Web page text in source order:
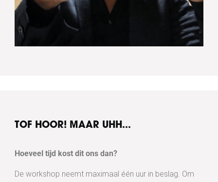
TOF HOOR! MAAR UHH...
Hoeveel tijd kost dit ons dan?
De workshop neemt maximaal één uur in beslag. Om